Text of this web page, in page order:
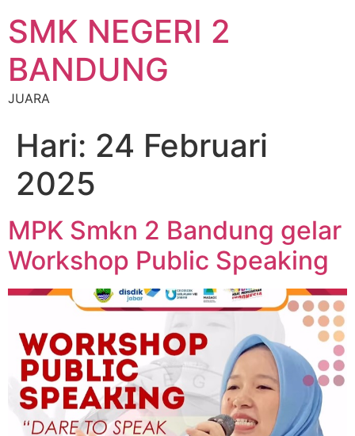
SMK NEGERI 2
BANDUNG
JUARA
Hari: 24 Februari
2025
MPK Smkn 2 Bandung gelar
Workshop Public Speaking